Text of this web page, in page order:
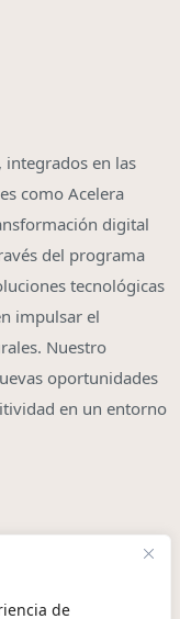
de
en las
como Acelera
digital
del programa
tecnológicas
impulsar el
Nuestro
oportunidades
en un entorno